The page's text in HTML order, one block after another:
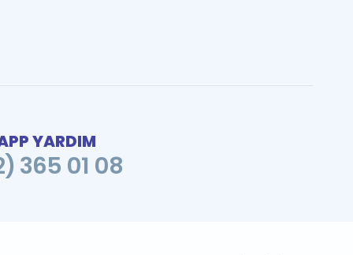
YARDIM
365 01 08